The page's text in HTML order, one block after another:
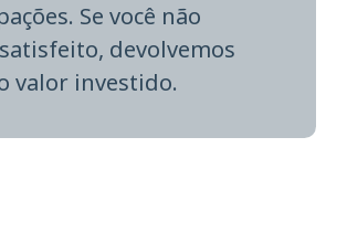
Se você não
devolvemos
valor investido.